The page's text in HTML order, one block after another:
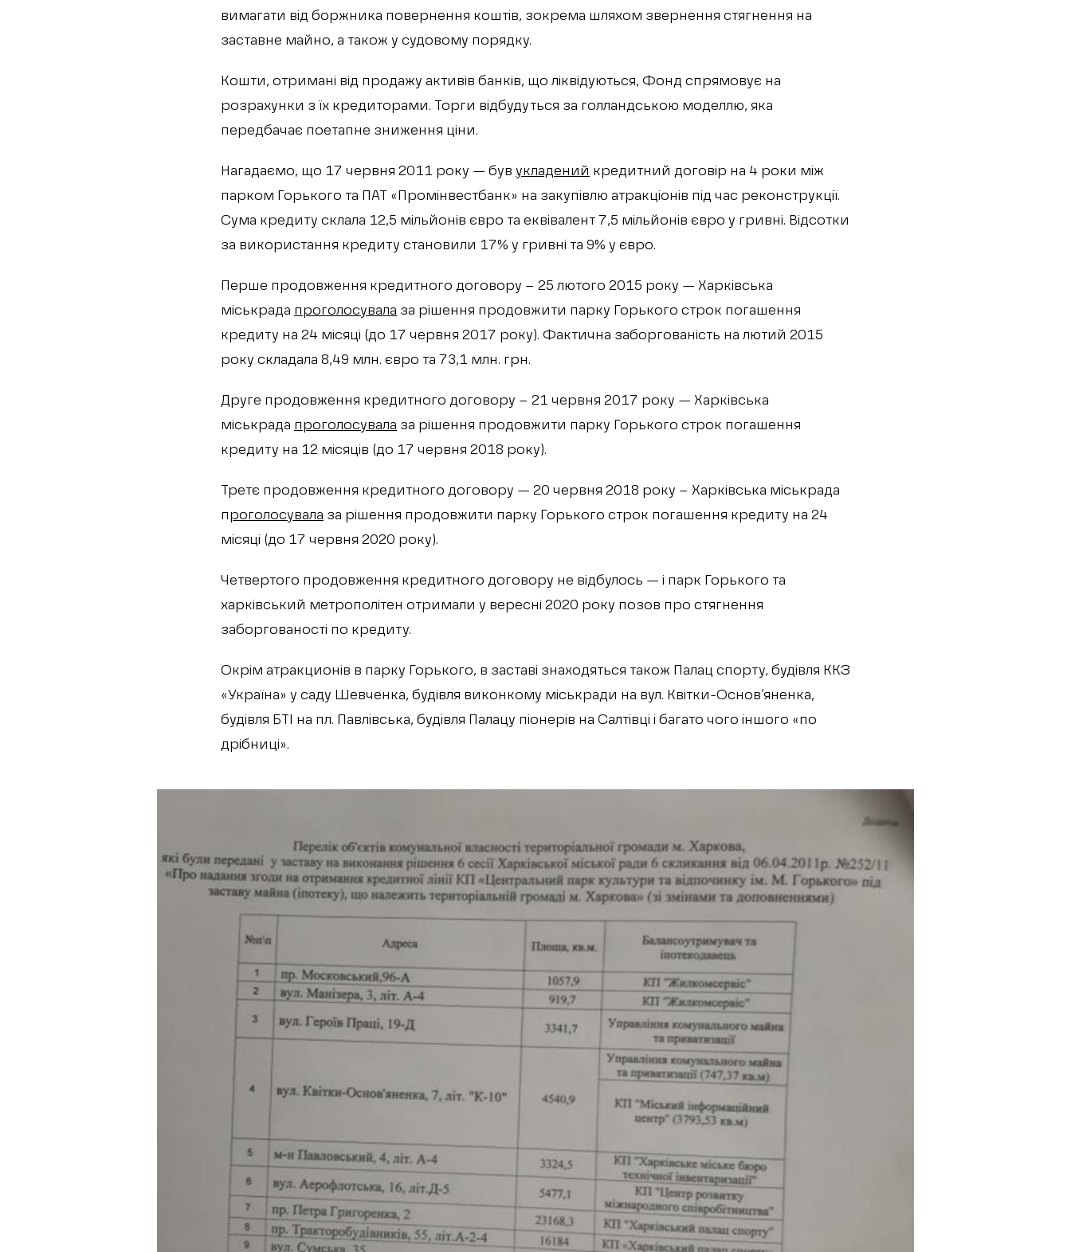
вимагати від боржника повернення коштів, зокрема шляхом звернення стягнення на
заставне майно, а також у судовому порядку.
Кошти, отримані від продажу активів банків, що ліквідуються, Фонд спрямовує на
розрахунки з їх кредиторами. Торги відбудуться за голландською моделлю, яка
передбачає поетапне зниження ціни.
Нагадаємо, що 17 червня 2011 року — був укладений кредитний договір на 4 роки між
парком Горького та ПАТ «Промінвестбанк» на закупівлю атракціонів під час реконструкції.
Сума кредиту склала 12,5 мільйонів євро та еквівалент 7,5 мільйонів євро у гривні. Відсотки
за використання кредиту становили 17% у гривні та 9% у євро.
Перше продовження кредитного договору – 25 лютого 2015 року — Харківська
міськрада проголосувала за рішення продовжити парку Горького строк погашення
кредиту на 24 місяці (до 17 червня 2017 року). Фактична заборгованість на лютий 2015
року складала 8,49 млн. євро та 73,1 млн. грн.
Друге продовження кредитного договору – 21 червня 2017 року — Харківська
міськрада проголосувала за рішення продовжити парку Горького строк погашення
кредиту на 12 місяців (до 17 червня 2018 року).
Третє продовження кредитного договору — 20 червня 2018 року – Харківська міськрада
проголосувала за рішення продовжити парку Горького строк погашення кредиту на 24
місяці (до 17 червня 2020 року).
Четвертого продовження кредитного договору не відбулось — і парк Горького та
харківський метрополітен отримали у вересні 2020 року позов про стягнення
заборгованості по кредиту.
Окрім атракционів в парку Горького, в заставі знаходяться також Палац спорту, будівля ККЗ
«Україна» у саду Шевченка, будівля виконкому міськради на вул. Квітки-Основ’яненка,
будівля БТІ на пл. Павлівська, будівля Палацу піонерів на Салтівці і багато чого іншого «по
дрібниці».